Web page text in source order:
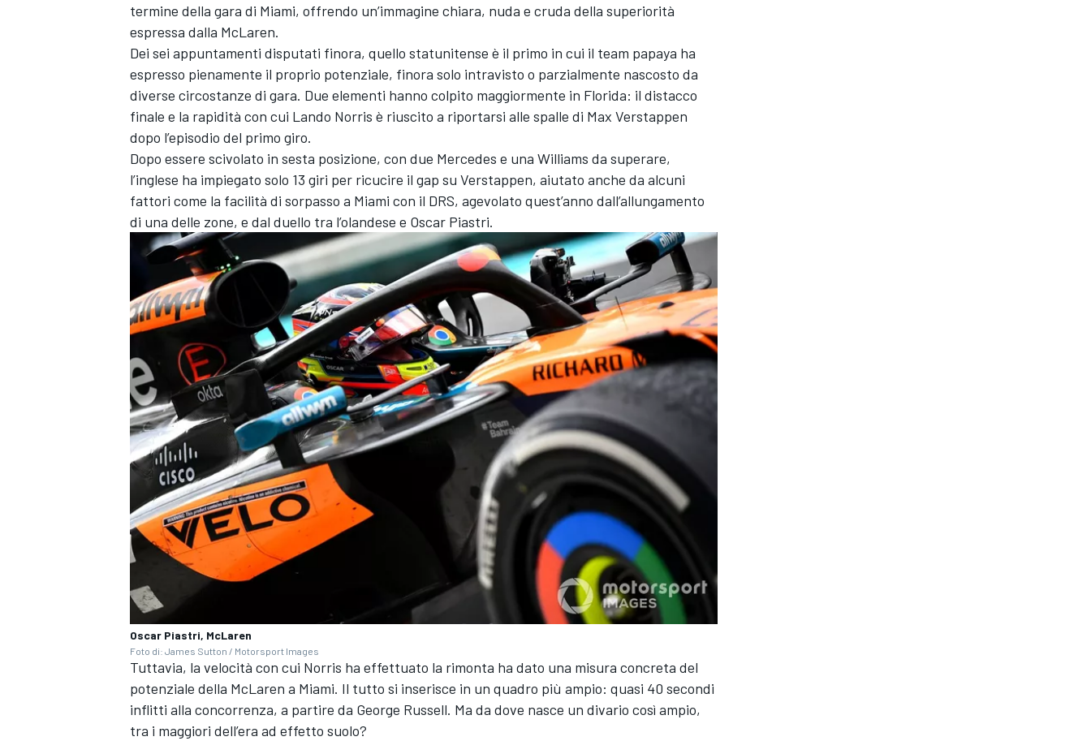
MONOPOSTO
ENDURANCE/GT
termine della gara di Miami, offrendo un’immagine chiara, nuda e cruda della superiorità
espressa dalla McLaren.
Dei sei appuntamenti disputati finora, quello statunitense è il primo in cui il team papaya ha
espresso pienamente il proprio potenziale, finora solo intravisto o parzialmente nascosto da
diverse circostanze di gara. Due elementi hanno colpito maggiormente in Florida: il distacco
finale e la rapidità con cui Lando Norris è riuscito a riportarsi alle spalle di Max Verstappen
dopo l’episodio del primo giro.
Dopo essere scivolato in sesta posizione, con due Mercedes e una Williams da superare,
l’inglese ha impiegato solo 13 giri per ricucire il gap su Verstappen, aiutato anche da alcuni
fattori come la facilità di sorpasso a Miami con il DRS, agevolato quest’anno dall’allungamento
di una delle zone, e dal duello tra l’olandese e Oscar Piastri.
Oscar Piastri, McLaren
Foto di: James Sutton / Motorsport Images
Tuttavia, la velocità con cui Norris ha effettuato la rimonta ha dato una misura concreta del
potenziale della McLaren a Miami. Il tutto si inserisce in un quadro più ampio: quasi 40 secondi
inflitti alla concorrenza, a partire da George Russell. Ma da dove nasce un divario così ampio,
tra i maggiori dell’era ad effetto suolo?